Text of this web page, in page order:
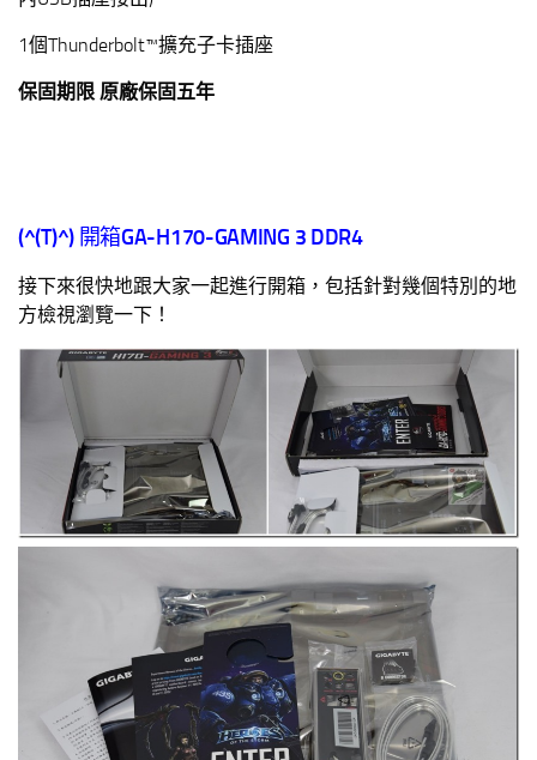
1個Thunderbolt™擴充子卡插座
保固期限 原廠保固五年
(^(T)^)開箱GA-H170-GAMING 3 DDR4
接下來很快地跟大家一起進行開箱，包括針對幾個特別的地
方檢視瀏覽一下！